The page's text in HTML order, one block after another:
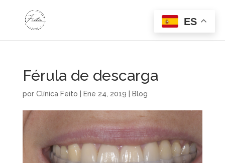
Férula de descarga
por Clínica Feito Ene 24, 2019 Blog
ES